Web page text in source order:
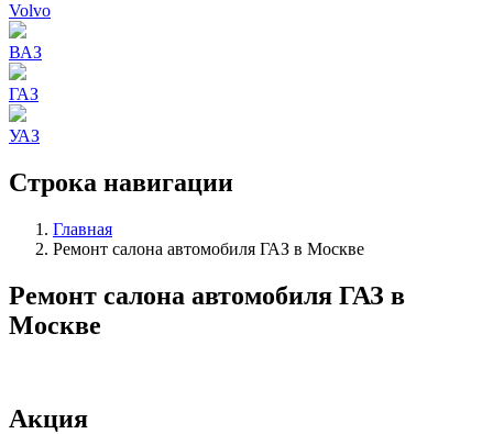
Volvo
ВАЗ
ГАЗ
УАЗ
Строка навигации
Главная
Ремонт салона автомобиля ГАЗ в Москве
Ремонт салона автомобиля ГАЗ в
Москве
Акция